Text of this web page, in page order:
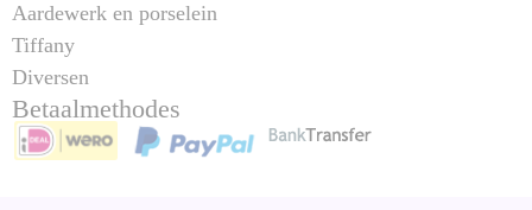
Aardewerk en porselein
Tiffany
Diversen
Betaalmethodes